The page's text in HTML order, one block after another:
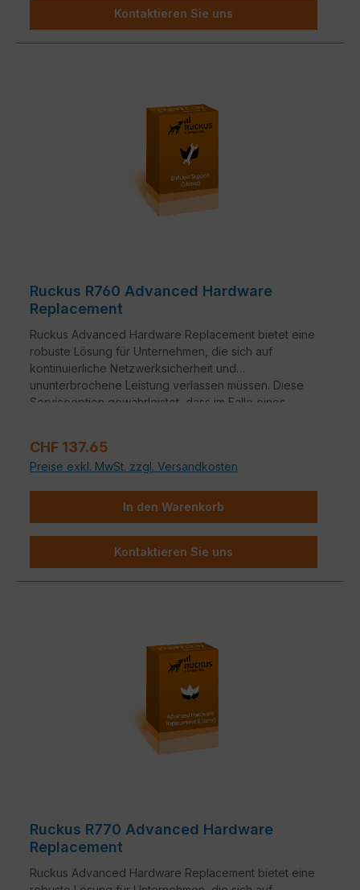
Kontaktieren Sie uns
Ruckus R760 Advanced Hardware
Replacement
Ruckus Advanced Hardware Replacement bietet eine
robuste Lösung für Unternehmen, die sich auf
kontinuierliche Netzwerksicherheit und
ununterbrochene Leistung verlassen müssen. Diese
Serviceoption gewährleistet, dass im Falle eines
Verkaufspreis:
CHF 137.65
Preise exkl. MwSt. zzgl. Versandkosten
In den Warenkorb
Kontaktieren Sie uns
Ruckus R770 Advanced Hardware
Replacement
Ruckus Advanced Hardware Replacement bietet eine